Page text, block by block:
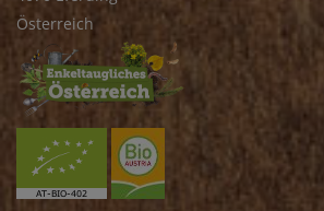
Österreich